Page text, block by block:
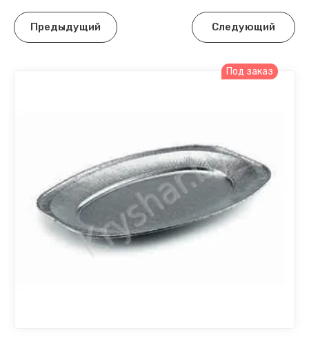
Предыдущий Следующий
Под заказ